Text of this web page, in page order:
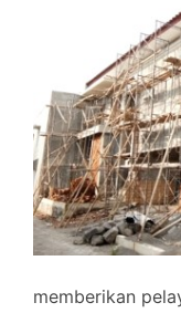
memberikan